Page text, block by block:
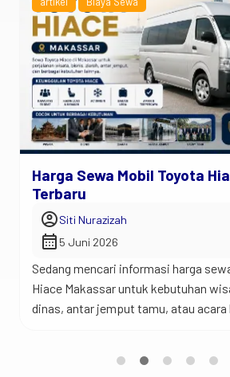
Harga Sewa Mobil Toyota
Terbaru
account_circleSiti Nurazizah
calendar_month 5 Juni 2026
Sedang mencari informasi harga
Hiace Makassar untuk kebutuhan
dinas, antar jemput tamu, atau acara
perjalanan rombongan karena